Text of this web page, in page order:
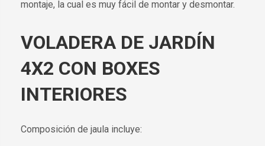
montaje, la cual es muy fácil de montar y desmontar.
VOLADERA DE JARDÍN
4X2 CON BOXES
INTERIORES
Composición de jaula incluye: